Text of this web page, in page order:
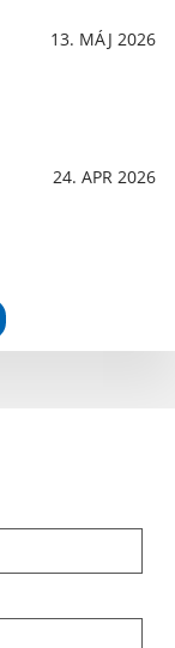
13. MÁJ 2026
24. APR 2026